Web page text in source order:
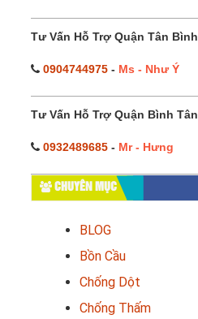
Tư Vấn Hỗ Trợ Quận Tân Bình
0904744975 - Ms - Như Ý
Tư Vấn Hỗ Trợ Quận Bình Tân
0932489685 - Mr - Hưng
CHUYÊN MỤC
BLOG
Bồn Cầu
Chống Dột
Chống Thấm